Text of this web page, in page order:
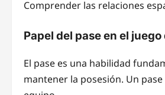
Comprender las relaciones
Papel del pase en el
El pase es una habilidad
mantener la posesión. Un